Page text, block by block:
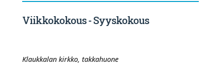
Viikkokokous - Syyskokous
Klaukkalan kirkko, takkahuone